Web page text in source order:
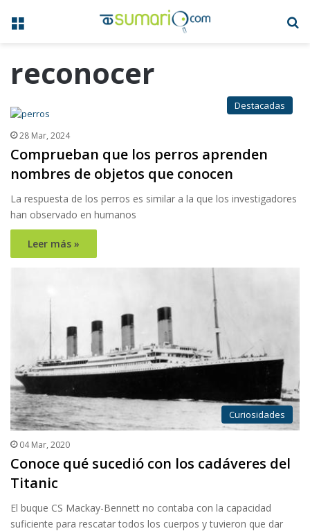
Menú
reconocer
Destacadas
28 Mar, 2024
Comprueban que los perros aprenden
nombres de objetos que conocen
La respuesta de los perros es similar a la que los investigadores
han observado en humanos
Leer más »
Curiosidades
04 Mar, 2020
Conoce qué sucedió con los cadáveres del
Titanic
El buque CS Mackay-Bennett no contaba con la capacidad
suficiente para rescatar todos los cuerpos y tuvieron que dar